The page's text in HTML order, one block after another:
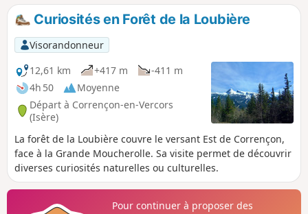
portions.Curiosités en Forêt de la Loubière
Visorandonneur
12,61 km
+417 m
-411 m
4h 50
Moyenne
Départ à Corrençon-en-Vercors
(Isère)
La forêt de la Loubière couvre le versant Est de Corrençon,
face à la Grande Moucherolle. Sa visite permet de découvrir
diverses curiosités naturelles ou culturelles.
Pour continuer à proposer des